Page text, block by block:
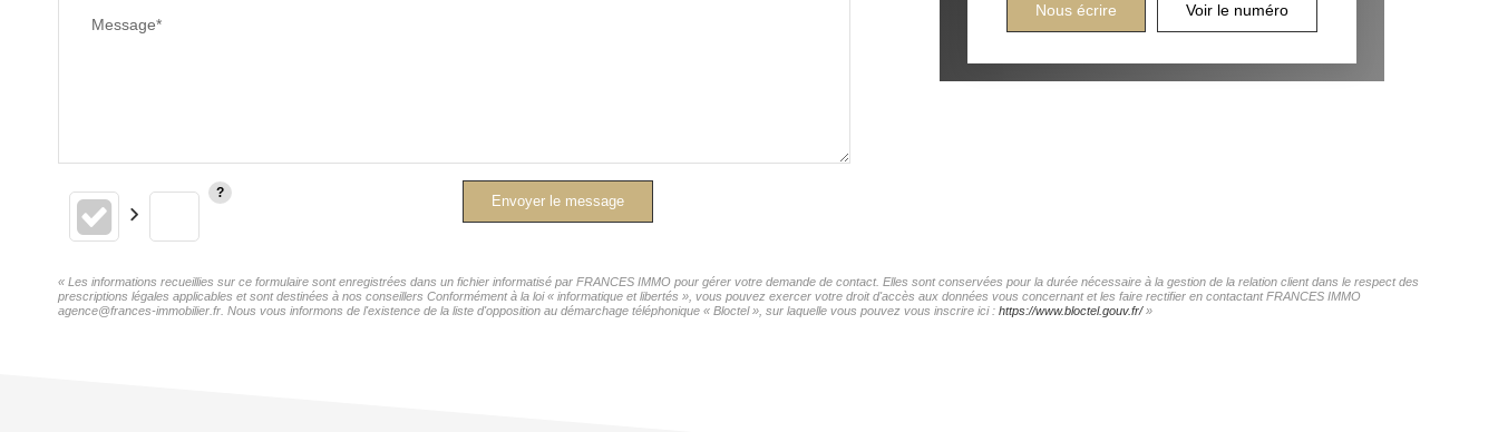
Message*
Envoyer le message
Nous écrire Voir le numéro
« Les informations recueillies sur ce formulaire sont enregistrées dans un fichier informatisé par FRANCES IMMO pour gérer votre demande de contact. Elles sont conservées pour la durée nécessaire à la gestion de la relation client dans le respect des
prescriptions légales applicables et sont destinées à nos conseillers Conformément à la loi « informatique et libertés », vous pouvez exercer votre droit d'accès aux données vous concernant et les faire rectifier en contactant FRANCES IMMO
agence@frances-immobilier.fr. Nous vous informons de l'existence de la liste d'opposition au démarchage téléphonique « Bloctel », sur laquelle vous pouvez vous inscrire ici : https://www.bloctel.gouv.fr/»